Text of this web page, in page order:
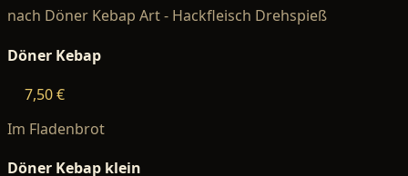
nach Döner Kebap Art - Hackfleisch Drehspieß
Döner Kebap
7,50 €
Im Fladenbrot
Döner Kebap klein